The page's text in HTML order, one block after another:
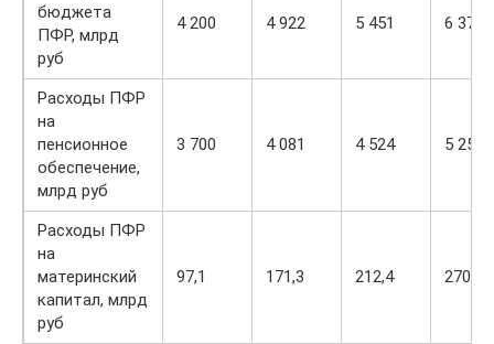
бюджета
ПФР, млрд
руб
4 200 4 922 5 451 6 379
Расходы ПФР
на
пенсионное
обеспечение,
млрд руб
3 700 4 081 4 524 5 250
Расходы ПФР
на
материнский
капитал, млрд
руб
97,1 171,3 212,4 270,7